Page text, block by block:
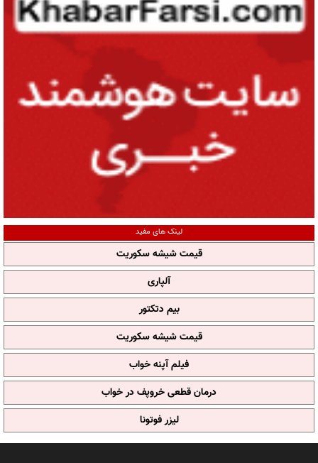
لینک های مفید
قیمت شیشه سکوریت
آلپاری
بیم دتکتور
قیمت شیشه سکوریت
فیلم آپنه خواب
درمان قطعی خروپف در خواب
لیزر فوتونا